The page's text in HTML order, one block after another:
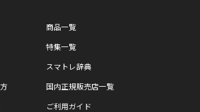
商品一覧
特集一覧
スマトレ辞典
国内正規販売店一覧
ご利用ガイド